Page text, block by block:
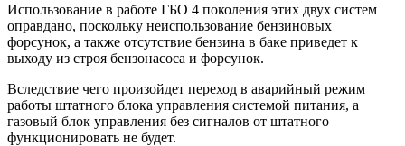
Использование в работе ГБО 4 поколения этих двух систем
оправдано, поскольку неиспользование бензиновых
форсунок, а также отсутствие бензина в баке приведет к
выходу из строя бензонасоса и форсунок.
Вследствие чего произойдет переход в аварийный режим
работы штатного блока управления системой питания, а
газовый блок управления без сигналов от штатного
функционировать не будет.